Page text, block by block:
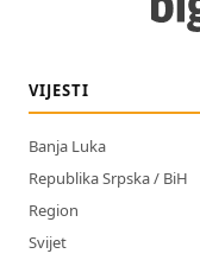
VIJESTI
Banja Luka
Republika Srpska / BiH
Region
Svijet